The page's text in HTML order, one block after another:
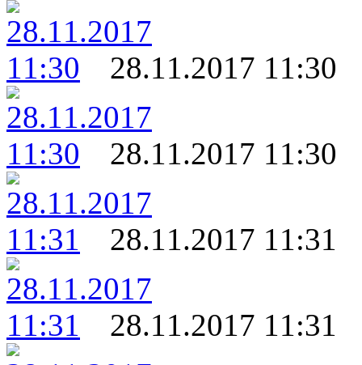
28.11.2017 11:30
28.11.2017 11:30
28.11.2017 11:31
28.11.2017 11:31